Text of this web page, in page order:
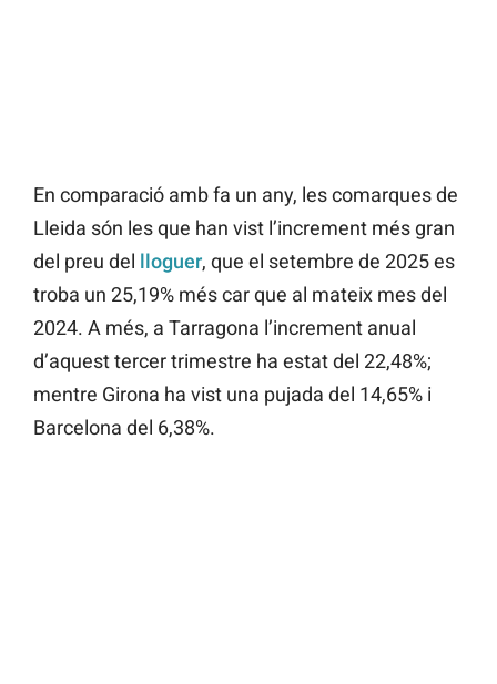
En comparació amb fa un any, les comarques de
Lleida són les que han vist l’increment més gran
del preu del lloguer, que el setembre de 2025 es
troba un 25,19% més car que al mateix mes del
2024. A més, a Tarragona l’increment anual
d’aquest tercer trimestre ha estat del 22,48%;
mentre Girona ha vist una pujada del 14,65% i
Barcelona del 6,38%.